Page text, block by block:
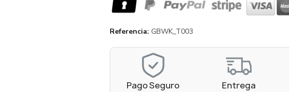
Referencia GBWK_T003
Pago Seguro Entrega